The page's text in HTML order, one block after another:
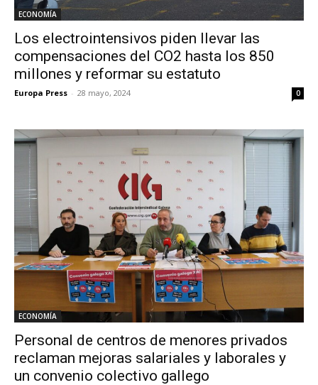
ECONOMÍA
Los electrointensivos piden llevar las
compensaciones del CO2 hasta los 850
millones y reformar su estatuto
Europa Press - 28 mayo, 2024 0
ECONOMÍA
Personal de centros de menores privados
reclaman mejoras salariales y laborales y
un convenio colectivo gallego